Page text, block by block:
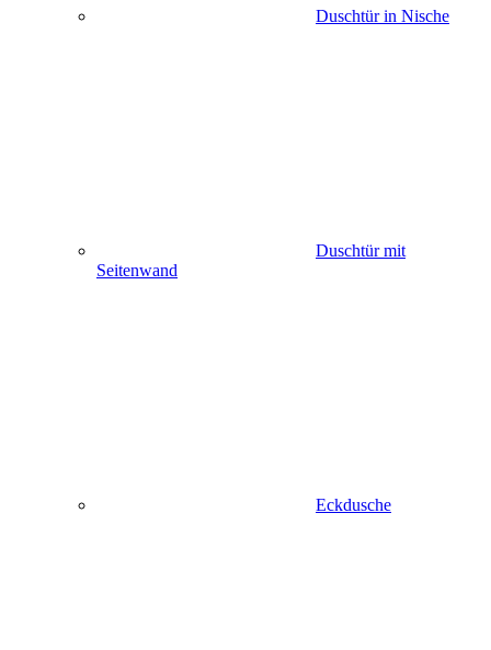
Duschtür in Nische
Duschtür mit
Seitenwand
Eckdusche